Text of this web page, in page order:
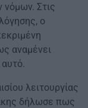
Στις
ο
αναμένει
λειτουργίας
δήλωσε πως